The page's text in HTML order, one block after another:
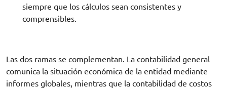
siempre que los cálculos sean consistentes y
comprensibles.
Las dos ramas se complementan. La contabilidad general
comunica la situación económica de la entidad mediante
informes globales, mientras que la contabilidad de costos